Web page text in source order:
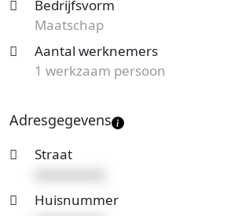
reactie. Vergelijk het aanbod en
kosten!
Bedrijfsvorm
Maatschap
Aantal werknemers
1 werkzaam persoon
Adresgegevens
Straat
Huisnummer